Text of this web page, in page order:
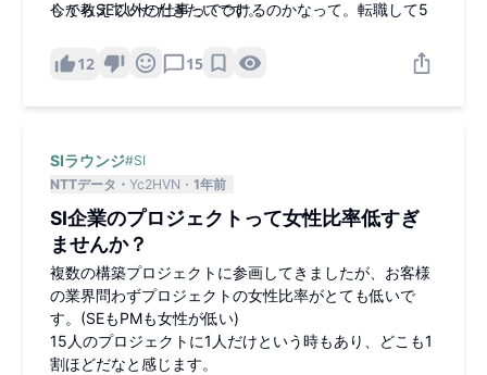
今からSE以外の仕事ってつけるのかなって。転職して5
して教えていただきたいです。
12 15
SIラウンジ#SI
NTTデータ
Yc2HVN 1年前
SI企業のプロジェクトって女性比率低すぎ
ませんか？
複数の構築プロジェクトに参画してきましたが、お客様
の業界問わずプロジェクトの女性比率がとても低いで
す。(SEもPMも女性が低い)
15人のプロジェクトに1人だけという時もあり、どこも1
割ほどだなと感じます。